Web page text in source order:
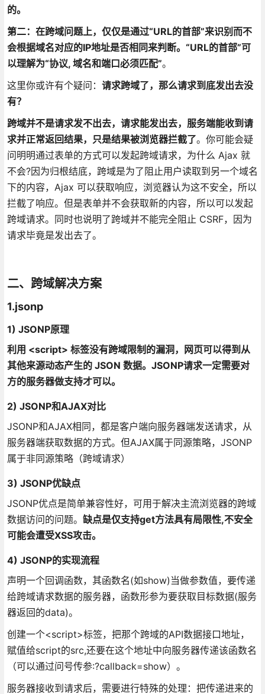
的。
第二：在跨域问题上，仅仅是通过“URL的首部”来识别而不
会根据域名对应的IP地址是否相同来判断。“URL的首部”可
以理解为“协议, 域名和端口必须匹配”。
这里你或许有个疑问： 请求跨域了，那么请求到底发出去没
有？
跨域并不是请求发不出去，请求能发出去，服务端能收到请
求并正常返回结果，只是结果被浏览器拦截了。你可能会疑
问明明通过表单的方式可以发起跨域请求，为什么 Ajax 就
不会?因为归根结底，跨域是为了阻止用户读取到另一个域名
下的内容，Ajax 可以获取响应，浏览器认为这不安全，所以
拦截了响应。但是表单并不会获取新的内容，所以可以发起
跨域请求。同时也说明了跨域并不能完全阻止 CSRF，因为
请求毕竟是发出去了。
二、跨域解决方案
1.jsonp
1) JSONP原理
利用 <script> 标签没有跨域限制的漏洞，网页可以得到从
其他来源动态产生的 JSON 数据。JSONP请求一定需要对
方的服务器做支持才可以。
2) JSONP和AJAX对比
JSONP和AJAX相同，都是客户端向服务器端发送请求，从
服务器端获取数据的方式。但AJAX属于同源策略，JSONP
属于非同源策略（跨域请求）
3) JSONP优缺点
JSONP优点是简单兼容性好，可用于解决主流浏览器的跨域
数据访问的问题。 缺点是仅支持get方法具有局限性,不安全
可能会遭受XSS攻击。
4) JSONP的实现流程
声明一个回调函数，其函数名(如show)当做参数值，要传递
给跨域请求数据的服务器，函数形参为要获取目标数据(服务
器返回的data)。
创建一个<script>标签，把那个跨域的API数据接口地址，
赋值给script的src,还要在这个地址中向服务器传递该函数名
（可以通过问号传参:?callback=show）。
服务器接收到请求后，需要进行特殊的处理：把传递进来的